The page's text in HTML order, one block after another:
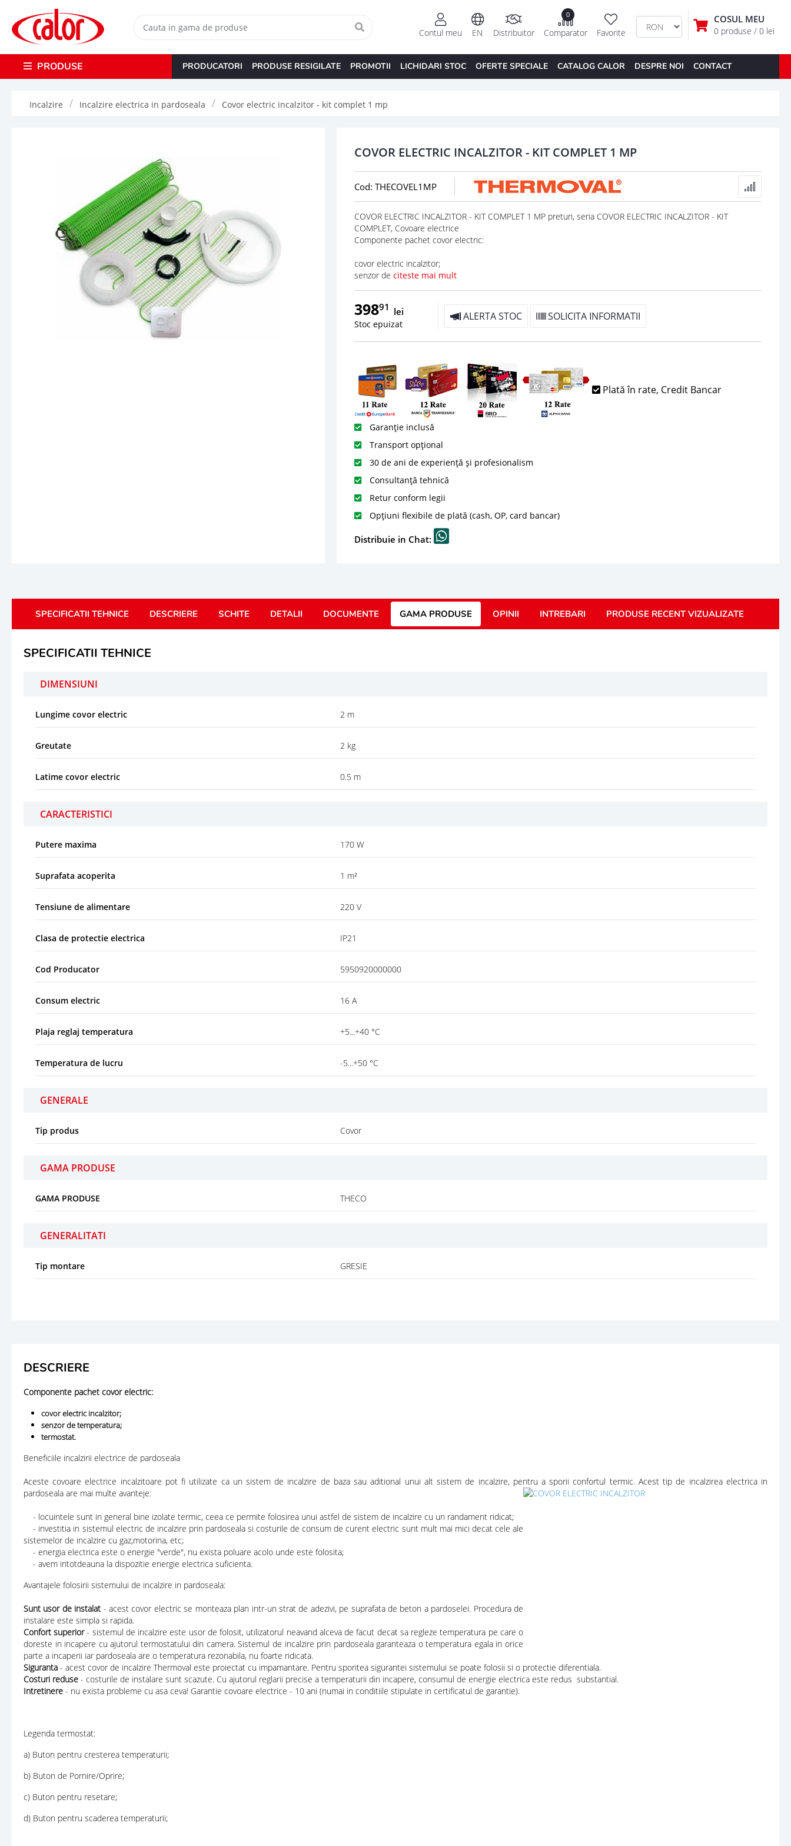
COSUL MEU
0 produse / 0 lei
Favorite
0
Comparator
Distribuitor
EN
Contul meu
PRODUSE PRODUCATORI PRODUSE RESIGILATE PROMOTII LICHIDARI STOC OFERTE SPECIALE CATALOG CALOR DESPRE NOI CONTACT
Incalzire Incalzire electrica in pardoseala Covor electric incalzitor - kit complet 1 mp
COVOR ELECTRIC INCALZITOR - KIT COMPLET 1 MP
Cod: THECOVEL1MP
COVOR ELECTRIC INCALZITOR - KIT COMPLET 1 MP preturi, seria COVOR ELECTRIC INCALZITOR - KIT
COMPLET, Covoare electrice
Componente pachet covor electric:
covor electric incalzitor;
senzor de citeste mai mult
39891 lei
Stoc epuizat
ALERTA STOC SOLICITA INFORMATII
Plată în rate, Credit Bancar
Garanție inclusă
Transport opțional
30 de ani de experiență și profesionalism
Consultanță tehnică
Retur conform legii
Opțiuni flexibile de plată (cash, OP, card bancar)
Distribuie in Chat:
SPECIFICATII TEHNICE DESCRIERE SCHITE DETALII DOCUMENTE GAMA PRODUSE OPINII INTREBARI PRODUSE RECENT VIZUALIZATE
SPECIFICATII TEHNICE
DIMENSIUNI
Lungime covor electric 2 m
Greutate 2 kg
Latime covor electric 0.5 m
CARACTERISTICI
Putere maxima 170 W
Suprafata acoperita 1 m²
Tensiune de alimentare 220 V
Clasa de protectie electrica IP21
Cod Producator 5950920000000
Consum electric 16 A
Plaja reglaj temperatura +5...+40 °C
Temperatura de lucru -5...+50 °C
GENERALE
Tip produs Covor
GAMA PRODUSE
GAMA PRODUSE THECO
GENERALITATI
Tip montare GRESIE
DESCRIERE
Componente pachet covor electric:
covor electric incalzitor;
senzor de temperatura;
termostat.
Beneficiile incalzirii electrice de pardoseala
Aceste covoare electrice incalzitoare pot fi utilizate ca un sistem de incalzire de baza sau aditional unui alt sistem de incalzire, pentru a sporii confortul termic. Acest tip de incalzirea electrica in
pardoseala are mai multe avanteje:
- locuintele sunt in general bine izolate termic, ceea ce permite folosirea unui astfel de sistem de incalzire cu un randament ridicat;
- investitia in sistemul electric de incalzire prin pardoseala si costurile de consum de curent electric sunt mult mai mici decat cele ale
sistemelor de incalzire cu gaz,motorina, etc;
- energia electrica este o energie "verde", nu exista poluare acolo unde este folosita;
- avem intotdeauna la dispozitie energie electrica suficienta.
Avantajele folosirii sistemului de incalzire in pardoseala:
Sunt usor de instalat - acest covor electric se monteaza plan intr-un strat de adezivi, pe suprafata de beton a pardoselei. Procedura de
instalare este simpla si rapida.
Confort superior- sistemul de incalzire este usor de folosit, utilizatorul neavand alceva de facut decat sa regleze temperatura pe care o
doreste in incapere cu ajutorul termostatului din camera. Sistemul de incalzire prin pardoseala garanteaza o temperatura egala in orice
parte a incaperii iar pardoseala are o temperatura rezonabila, nu foarte ridicata.
Siguranta - acest covor de incalzire Thermoval este proiectat cu impamantare. Pentru sporitea sigurantei sistemului se poate folosii si o protectie diferentiala.
Costuri reduse - costurile de instalare sunt scazute. Cu ajutorul reglarii precise a temperaturii din incapere, consumul de energie electrica este redus substantial.
Intretinere - nu exista probleme cu asa ceva! Garantie covoare electrice - 10 ani (numai in conditiile stipulate in certificatul de garantie).
Legenda termostat:
a) Buton pentru cresterea temperaturii;
b) Buton de Pornire/Oprire;
c) Buton pentru resetare;
d) Buton pentru scaderea temperaturii;